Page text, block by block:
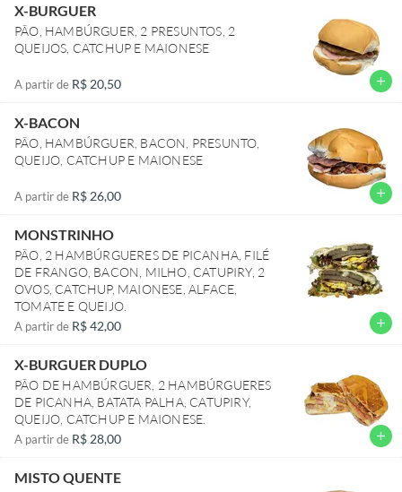
X-BURGUER
PÃO, HAMBÚRGUER, 2 PRESUNTOS, 2
QUEIJOS, CATCHUP E MAIONESE
A partir de R$ 20,50 add
X-BACON
PÃO, HAMBÚRGUER, BACON, PRESUNTO,
QUEIJO, CATCHUP E MAIONESE
A partir de R$ 26,00 add
MONSTRINHO
PÃO, 2 HAMBÚRGUERES DE PICANHA, FILÉ
DE FRANGO, BACON, MILHO, CATUPIRY, 2
OVOS, CATCHUP, MAIONESE, ALFACE,
TOMATE E QUEIJO.
A partir de R$ 42,00 add
X-BURGUER DUPLO
PÃO DE HAMBÚRGUER, 2 HAMBÚRGUERES
DE PICANHA, BATATA PALHA, CATUPIRY,
QUEIJO, CATCHUP E MAIONESE.
A partir de R$ 28,00 add
MISTO QUENTE